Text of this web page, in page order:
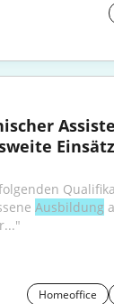
Ausbildung
Homeoffice